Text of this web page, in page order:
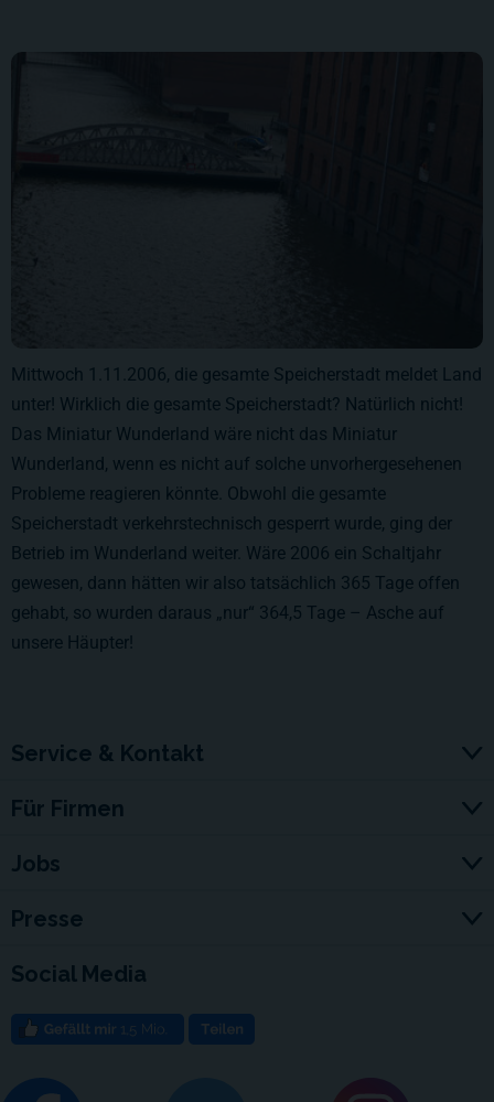
Mittwoch 1.11.2006, die gesamte Speicherstadt meldet Land
unter! Wirklich die gesamte Speicherstadt? Natürlich nicht!
Das Miniatur Wunderland wäre nicht das Miniatur
Wunderland, wenn es nicht auf solche unvorhergesehenen
Probleme reagieren könnte. Obwohl die gesamte
Speicherstadt verkehrstechnisch gesperrt wurde, ging der
Betrieb im Wunderland weiter. Wäre 2006 ein Schaltjahr
gewesen, dann hätten wir also tatsächlich 365 Tage offen
gehabt, so wurden daraus „nur“ 364,5 Tage – Asche auf
unsere Häupter!
Service & Kontakt
Für Firmen
Jobs
Presse
Social Media